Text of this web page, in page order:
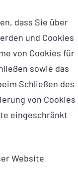
dass Sie über
und Cookies
von Cookies für
sowie das
Schließen des
von Cookies
eingeschränkt
Website